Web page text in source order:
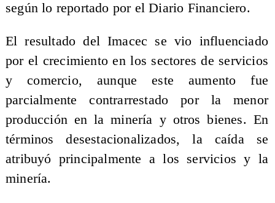
según lo reportado por el Diario Financiero.
El resultado del Imacec se vio influenciado
por el crecimiento en los sectores de servicios
y comercio, aunque este aumento fue
parcialmente contrarrestado por la menor
producción en la minería y otros bienes. En
términos desestacionalizados, la caída se
atribuyó principalmente a los servicios y la
minería.